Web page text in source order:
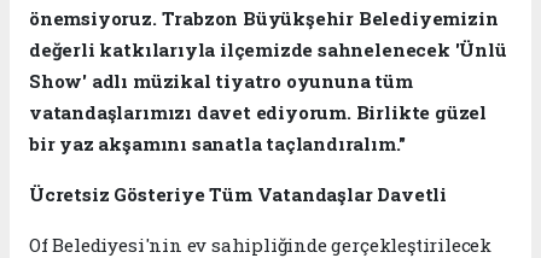
önemsiyoruz. Trabzon Büyükşehir Belediyemizin
değerli katkılarıyla ilçemizde sahnelenecek 'Ünlü
Show' adlı müzikal tiyatro oyununa tüm
vatandaşlarımızı davet ediyorum. Birlikte güzel
bir yaz akşamını sanatla taçlandıralım."
Ücretsiz Gösteriye Tüm Vatandaşlar Davetli
Of Belediyesi'nin ev sahipliğinde gerçekleştirilecek